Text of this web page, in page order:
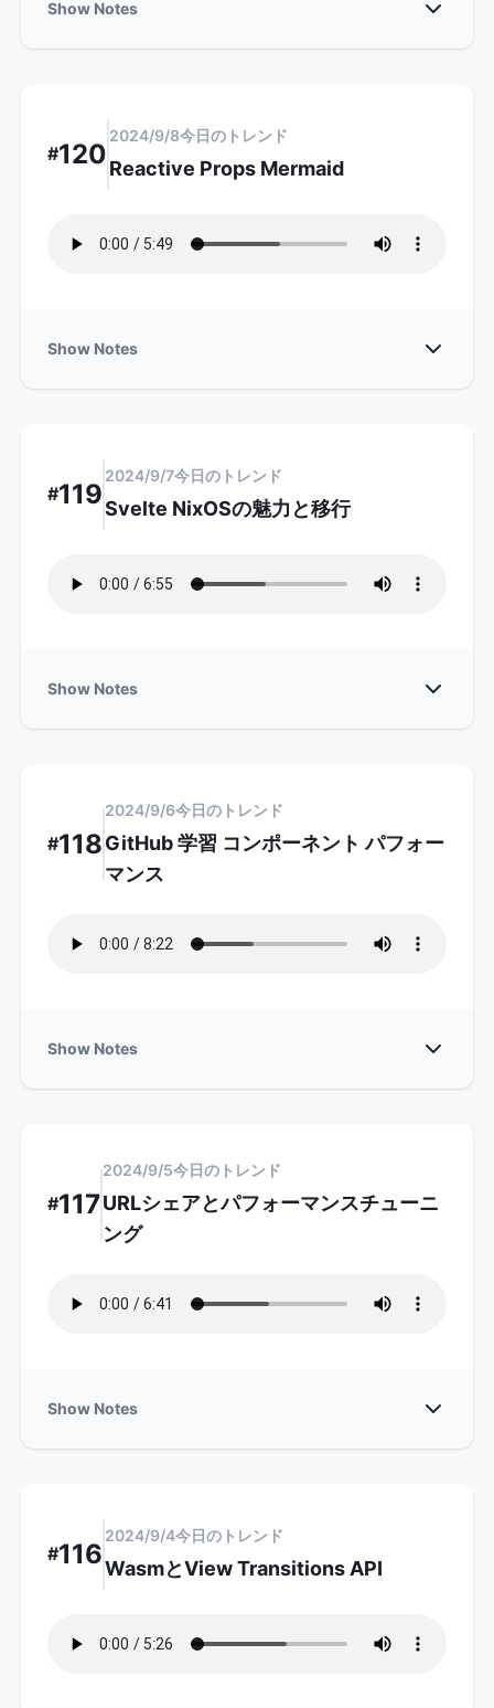
Show Notes Show
#120
2024/9/8今日のトレンド
Reactive Props Mermaid
Show Notes Show
#119
2024/9/7今日のトレンド
Svelte NixOSの魅力と移行
Show Notes Show
#118
2024/9/6今日のトレンド
GitHub 学習 コンポーネント パフォー
マンス
Show Notes Show
#117
2024/9/5今日のトレンド
URLシェアとパフォーマンスチューニ
ング
Show Notes Show
#116
2024/9/4今日のトレンド
WasmとView Transitions API